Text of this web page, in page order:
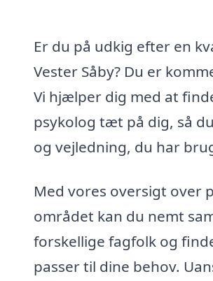
Er du på udkig efter en
Vester Såby? Du er
Vi hjælper dig med at
psykolog tæt på dig, så
og vejledning, du har
Med vores oversigt over
området kan du nemt
forskellige fagfolk og
passer til dine behov.